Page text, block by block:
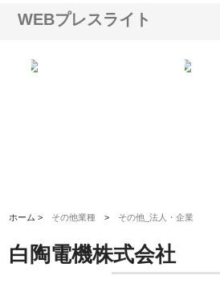
WEBプレスライト
ホーム > その他業種 > その他_法人・企業
白陶電機株式会社